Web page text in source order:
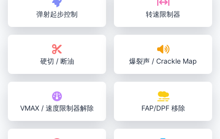
弹射起步控制 转速限制器
硬切 / 断油 爆裂声 / Crackle Map
VMAX / 速度限制器解除 FAP/DPF 移除